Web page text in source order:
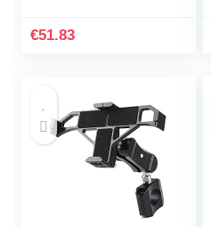
hnlyf (Color : Black)
€51.83